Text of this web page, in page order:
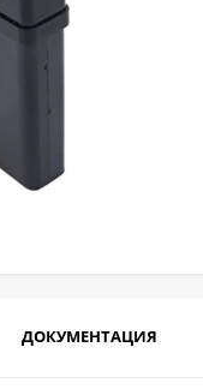
ДОКУМЕНТАЦИЯ